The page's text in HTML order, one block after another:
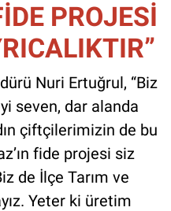
PROJESİ
Nuri Ertuğrul, “Biz
seven, dar alanda
çiftçilerimizin de bu
fide projesi siz
de İlçe Tarım ve
Yeter ki üretim